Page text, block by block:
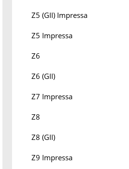
Z5 (GII) Impressa
Z5 Impressa
Z6
Z6 (GII)
Z7 Impressa
Z8
Z8 (GII)
Z9 Impressa